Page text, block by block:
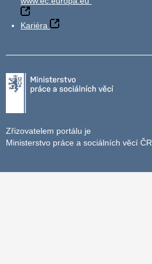
Kariéra
Zřizovatelem portálu je
Ministerstvo práce a sociálních věcí ČR